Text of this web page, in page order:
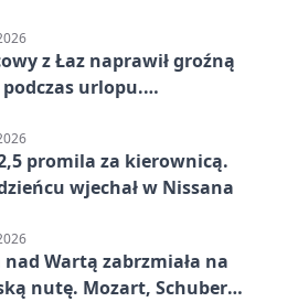
z Łaz naprawił groźną
urlopu.
promila za kierownicą.
wjechał w Nissana
Wartą zabrzmiała na
nutę. Mozart, Schubert i